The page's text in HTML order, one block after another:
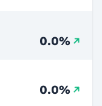
0.0%
0.0%